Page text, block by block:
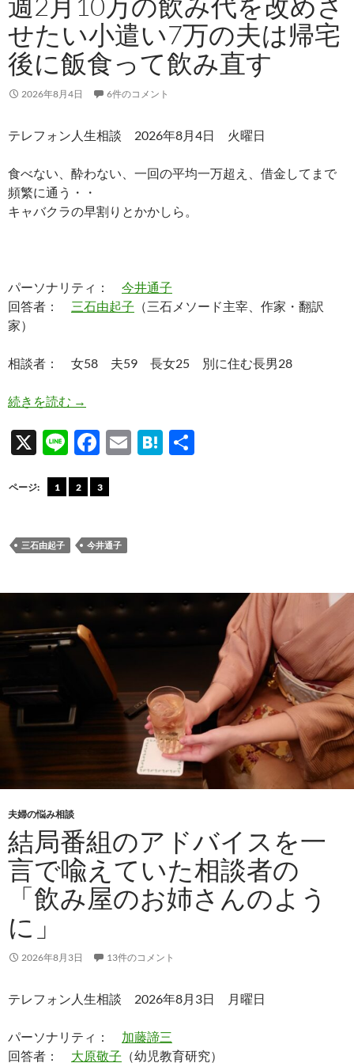
せたい小遣い7万の夫は帰宅
後に飯食って飲み直す
2026年8月4日 6件のコメント
テレフォン人生相談 2026年8月4日 火曜日
食べない、酔わない、一回の平均一万超え、借金してまで
頻繁に通う・・
キャバクラの早割りとかかしら。
パーソナリティ： 今井通子
回答者： 三石由起子 （三石メソード主宰、作家・翻訳
家）
相談者： 女58 夫59 長女25 別に住む長男28
続きを読む 週2月10万の飲み代を改めさせたい小遣い7万の
→
X
Li
e
F
e
o
k
E
H
ページ: 1 2 3
三石由起子 今井通子
夫婦の悩み相談
結局番組のアドバイスを一
言で喩えていた相談者の
「飲み屋のお姉さんのよう
に」
2026年8月3日 13件のコメント
テレフォン人生相談 2026年8月3日 月曜日
パーソナリティ： 加藤諦三
回答者： 大原敬子 （幼児教育研究）